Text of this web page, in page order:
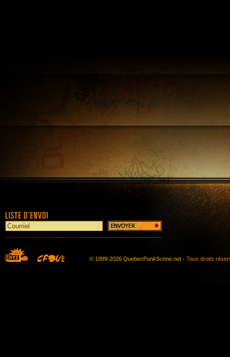
© 1999-2026 QuebecPunkScene.net - Tous droits